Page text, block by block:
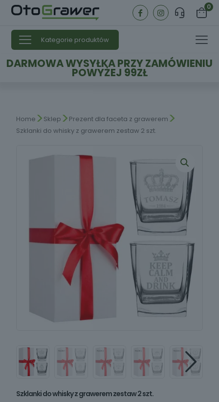
0
Kategorie produktów
DARMOWA WYSYŁKA PRZY ZAMÓWIENIU
POWYŻEJ 99ZŁ
Home > Sklep > Prezent dla faceta z grawerem >
Szklanki do whisky z grawerem zestaw 2 szt.
Szklanki do whisky z grawerem zestaw 2 szt.